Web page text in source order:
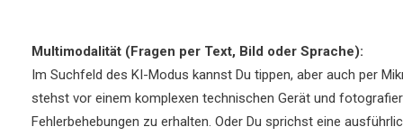
Multimodalität (Fragen per Text, Bild oder Sprache):
Im Suchfeld des KI-Modus kannst Du tippen, aber auch per
stehst vor einem komplexen technischen Gerät und
Fehlerbehebungen zu erhalten. Oder Du sprichst eine